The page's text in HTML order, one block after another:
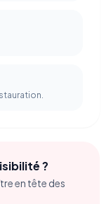
?
en tête des